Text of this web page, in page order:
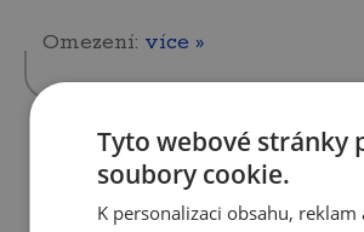
Omezení: více »
25. 11. 2021 | Tým AMSP ČR
Soutěž Nastartujte se
Tyto webové stránky
soubory cookie.
K personalizaci obsahu, reklam